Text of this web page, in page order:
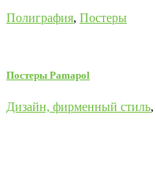
Полиграфия, Постеры
Постеры Pamapol
Дизайн, фирменный стиль,